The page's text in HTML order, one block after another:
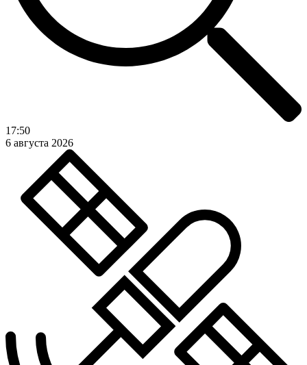
17:50
6 августа 2026